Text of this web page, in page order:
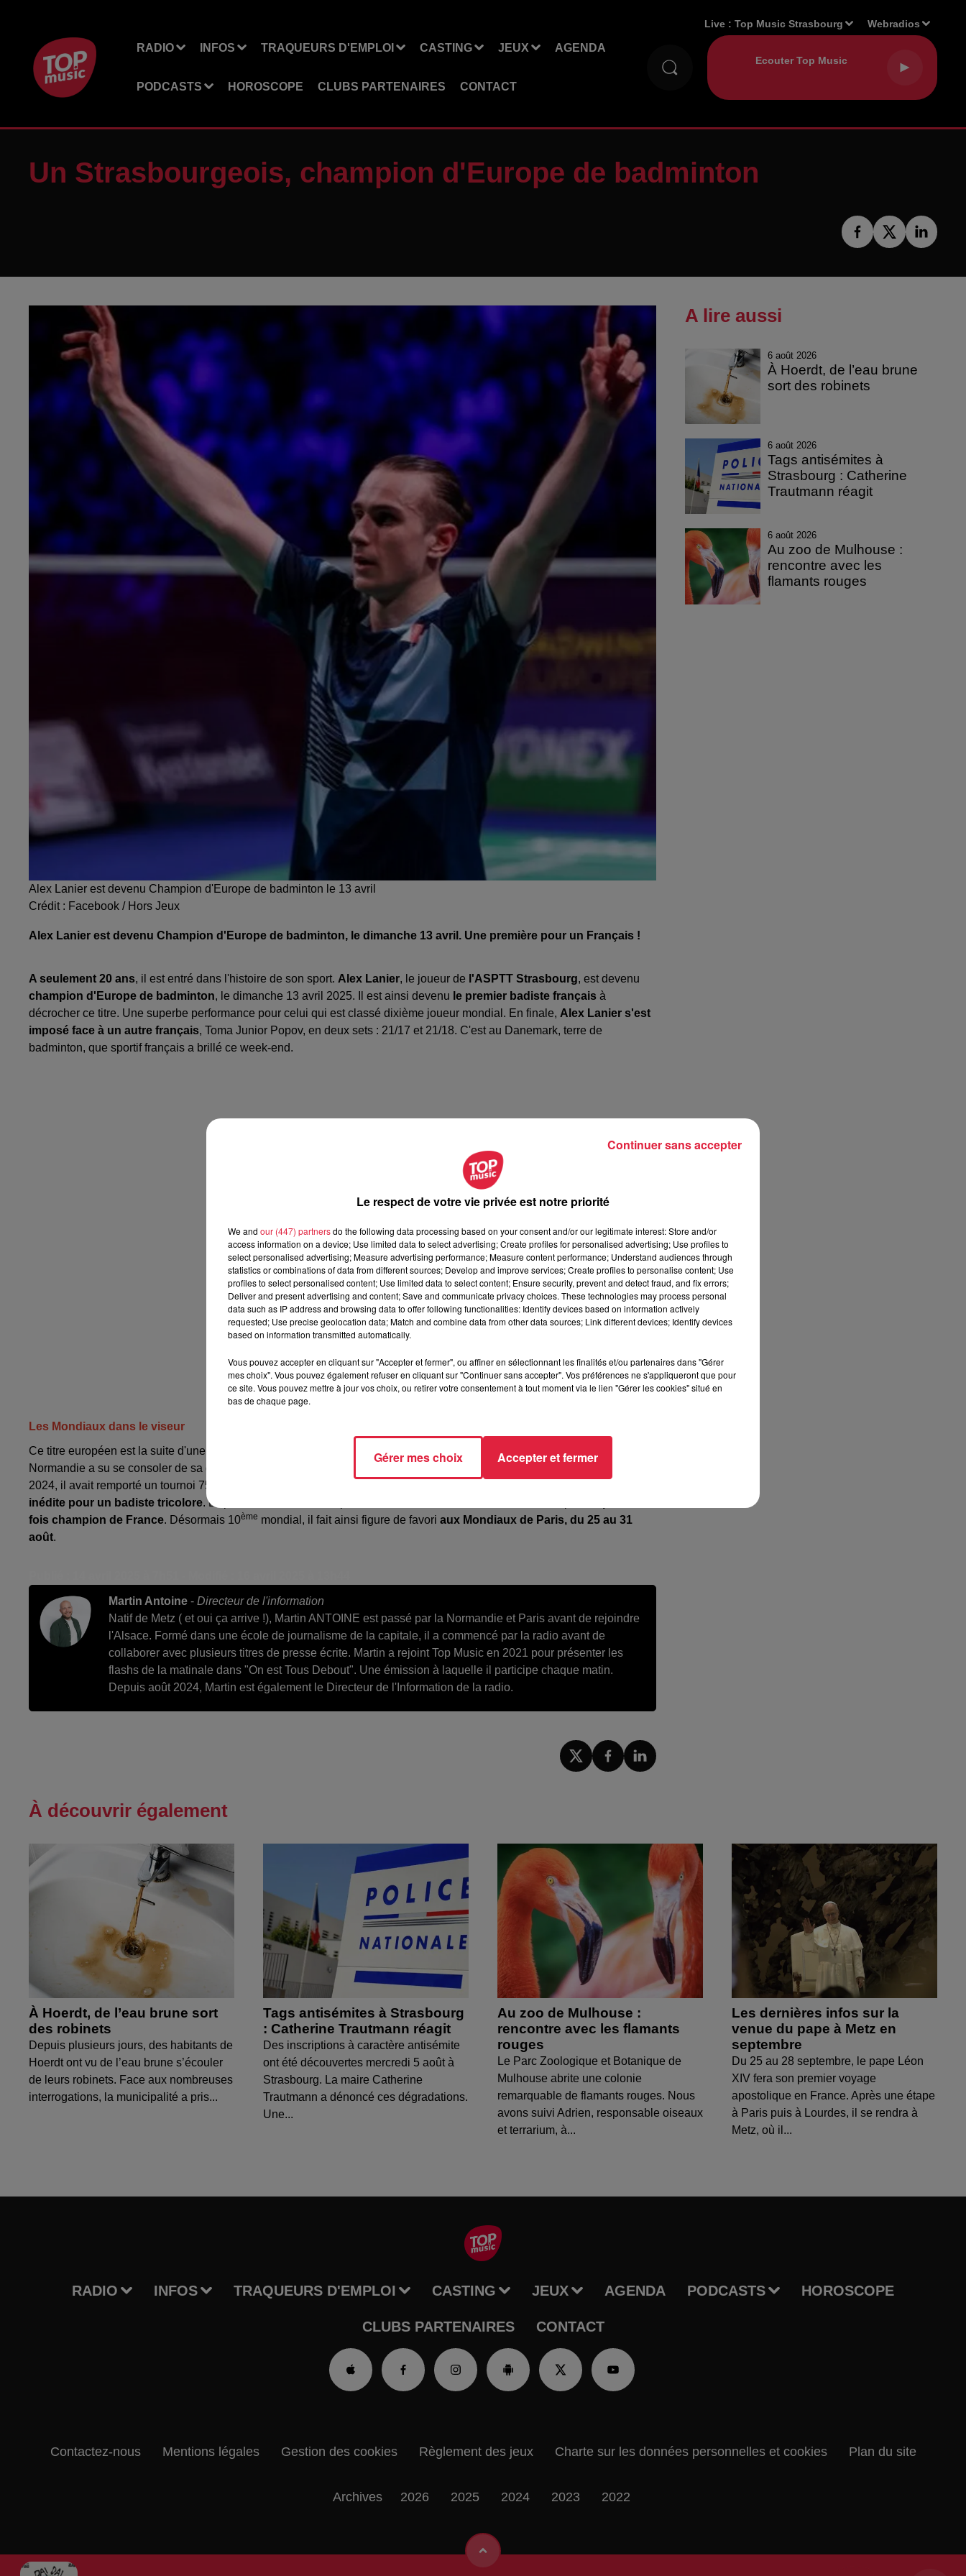
RADIO INFOS TRAQUEURS D'EMPLOI CASTING JEUX AGENDA
PODCASTS HOROSCOPE CLUBS PARTENAIRES CONTACT
Live :Top Music Strasbourg Webradios
Un Strasbourgeois, champion d'Europe de badminton
Alex Lanier est devenu Champion d'Europe de badminton le 13 avril
Crédit : Facebook / Hors Jeux
Alex Lanier est devenu Champion d'Europe de badminton, le dimanche 13 avril. Une première pour un Français !
A seulement 20 ans, il est entré dans l'histoire de son sport. Alex Lanier, le joueur de l'ASPTT Strasbourg, est devenu
champion d'Europe de badminton, le dimanche 13 avril 2025. Il est ainsi devenu le premier badiste français à
décrocher ce titre. Une superbe performance pour celui qui est classé dixième joueur mondial. En finale, Alex Lanier s'est
imposé face à un autre français, Toma Junior Popov, en deux sets : 21/17 et 21/18. C'est au Danemark, terre de
badminton, que sportif français a brillé ce week-end.
Les Mondiaux dans le viseur
Ce titre européen est la suite d'une progression fulgurante pour
le pensionnaire de l'ASPTT Strasbourg . Le natif de
Normandie a su se consoler de sa déception de ne pas avoir participé aux
Jeux Olympiques de Paris
2024, il avait remporté un tournoi 750 en battant Shi Yu Qi, le Chinois numéro un mondial.
inédite pour un badiste tricolore. Depuis, Alex Lanier a remporté le tournoi d'Orléans en devenant ainsi pour
fois champion de France. Désormais 10ème mondial, il fait ainsi figure de favori aux Mondiaux de Paris, du 25 au 31
août.
Martin Antoine - Directeur de l'information
Natif de Metz ( et oui ça arrive !), Martin ANTOINE est passé par la Normandie et Paris avant de rejoindre
l'Alsace. Formé dans une école de journalisme de la capitale, il a commencé par la radio avant de
collaborer avec plusieurs titres de presse écrite. Martin a rejoint Top Music en 2021 pour présenter les
flashs de la matinale dans "On est Tous Debout". Une émission à laquelle il participe chaque matin.
Depuis août 2024, Martin est également le Directeur de l'Information de la radio.
A lire aussi
6 août 2026
À Hoerdt, de l’eau brune
sort des robinets
6 août 2026
Tags antisémites à
Strasbourg : Catherine
Trautmann réagit
6 août 2026
Au zoo de Mulhouse :
rencontre avec les
flamants rouges
À découvrir également
À Hoerdt, de l’eau brune sort
des robinets
Depuis plusieurs jours, des habitants de
Hoerdt ont vu de l’eau brune s’écouler
de leurs robinets. Face aux nombreuses
interrogations, la municipalité a pris...
Tags antisémites à Strasbourg
: Catherine Trautmann réagit
Des inscriptions à caractère antisémite
ont été découvertes mercredi 5 août à
Strasbourg. La maire Catherine
Trautmann a dénoncé ces dégradations.
Une...
Au zoo de Mulhouse :
rencontre avec les flamants
rouges
Le Parc Zoologique et Botanique de
Mulhouse abrite une colonie
remarquable de flamants rouges. Nous
avons suivi Adrien, responsable oiseaux
et terrarium, à...
Les dernières infos sur la
venue du pape à Metz en
septembre
Du 25 au 28 septembre, le pape Léon
XIV fera son premier voyage
apostolique en France. Après une étape
à Paris puis à Lourdes, il se rendra à
Metz, où il...
RADIO INFOS TRAQUEURS D'EMPLOI CASTING JEUX AGENDA PODCASTS HOROSCOPE
CLUBS PARTENAIRES CONTACT
Contactez-nous Mentions légales Gestion des cookies Règlement des jeux Charte sur les données personnelles et cookies Plan du site
Archives 2026 2025 2024 2023 2022
Le respect de votre vie privée est notre priorité
We and our (447) partnersdo the following data processing based on your consent and/or our legitimate interest: Store and/or
access information on a device; Use limited data to select advertising; Create profiles for personalised advertising; Use profiles to
select personalised advertising; Measure advertising performance; Measure content performance; Understand audiences through
statistics or combinations of data from different sources; Develop and improve services; Create profiles to personalise content; Use
profiles to select personalised content; Use limited data to select content; Ensure security, prevent and detect fraud, and fix errors;
Deliver and present advertising and content; Save and communicate privacy choices. These technologies may process personal
data such as IP address and browsing data to offer following functionalities: Identify devices based on information actively
requested; Use precise geolocation data; Match and combine data from other data sources; Link different devices; Identify devices
based on information transmitted automatically.
Vous pouvez accepter en cliquant sur "Accepter et fermer", ou affiner en sélectionnant les finalités et/ou partenaires dans "Gérer
mes choix". Vous pouvez également refuser en cliquant sur "Continuer sans accepter". Vos préférences ne s'appliqueront que pour
ce site. Vous pouvez mettre à jour vos choix, ou retirer votre consentement à tout moment via le lien "Gérer les cookies" situé en
bas de chaque page.
Gérer mes choix Accepter et fermer
Continuer sans accepter